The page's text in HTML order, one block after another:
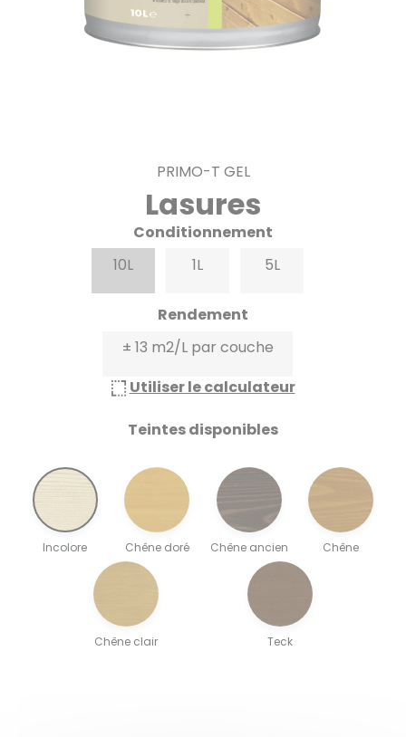
PRIMO-T GEL
Lasures
Conditionnement
10L
1L 5L
Rendement
± 13 m2/L par couche
Utiliser le calculateur
Teintes disponibles
Incolore Chêne doré Chêne ancien Chêne
Chêne clair Teck